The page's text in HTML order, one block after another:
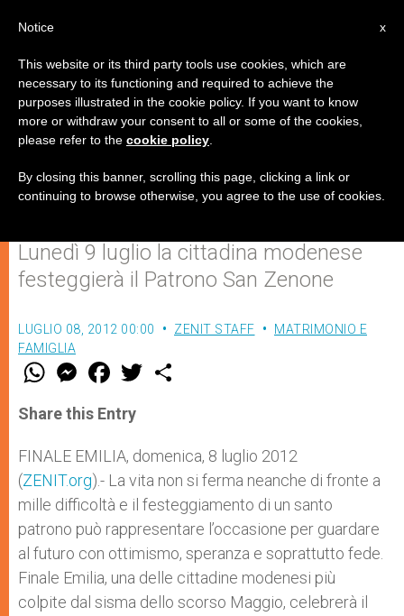
Finale Emilia: ripartiamo dai
nostri bambini con un dono di
vita e speranza
Lunedì 9 luglio la cittadina modenese
festeggierà il Patrono San Zenone
LUGLIO 08, 2012 00:00 ZENIT STAFF
MATRIMONIO E
FAMIGLIA
W
t
s
p
p
M
e
s
e
g
e
r
F
a
e
b
o
k
w
r
Share this Entry
FINALE EMILIA, domenica, 8 luglio 2012
(ZENIT.org).- La vita non si ferma neanche di fronte a
mille difficoltà e il festeggiamento di un santo
patrono può rappresentare l’occasione per guardare
al futuro con ottimismo, speranza e soprattutto fede.
Finale Emilia, una delle cittadine modenesi più
colpite dal sisma dello scorso Maggio, celebrerà il
x
Notice
This website or its third party tools use cookies, which are
necessary to its functioning and required to achieve the
purposes illustrated in the cookie policy. If you want to know
more or withdraw your consent to all or some of the cookies,
please refer to the cookie policy
By closing this banner, scrolling this page, clicking a link or
continuing to browse otherwise, you agree to the use of cookies.